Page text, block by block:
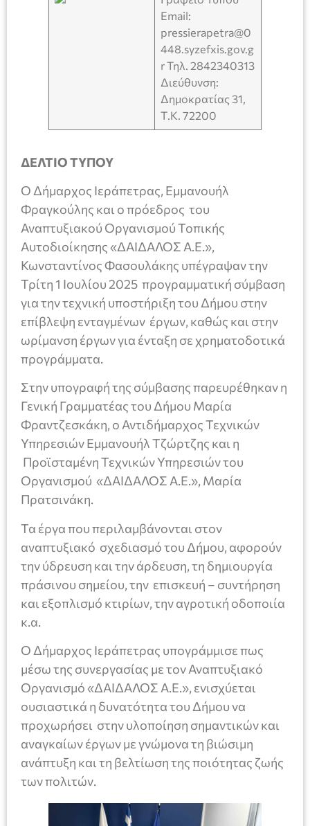
Email:
pressierapetra@0
448.syzefxis.gov.g
r Τηλ. 2842340313
Διεύθυνση:
Δημοκρατίας 31,
Τ.Κ. 72200
ΔΕΛΤΙΟ ΤΥΠΟΥ
Ο Δήμαρχος Ιεράπετρας, Εμμανουήλ
Φραγκούλης και ο πρόεδρος του
Αναπτυξιακού Οργανισμού Τοπικής
Αυτοδιοίκησης «ΔΑΙΔΑΛΟΣ Α.Ε.»,
Κωνσταντίνος Φασουλάκης υπέγραψαν την
Τρίτη 1 Ιουλίου 2025 προγραμματική σύμβαση
για την τεχνική υποστήριξη του Δήμου στην
επίβλεψη ενταγμένων έργων, καθώς και στην
ωρίμανση έργων για ένταξη σε χρηματοδοτικά
προγράμματα.
Στην υπογραφή της σύμβασης παρευρέθηκαν η
Γενική Γραμματέας του Δήμου Μαρία
Φραντζεσκάκη, ο Αντιδήμαρχος Τεχνικών
Υπηρεσιών Εμμανουήλ Τζώρτζης και η
Προϊσταμένη Τεχνικών Υπηρεσιών του
Οργανισμού «ΔΑΙΔΑΛΟΣ Α.Ε.», Μαρία
Πρατσινάκη.
Τα έργα που περιλαμβάνονται στον
αναπτυξιακό σχεδιασμό του Δήμου, αφορούν
την ύδρευση και την άρδευση, τη δημιουργία
πράσινου σημείου, την επισκευή – συντήρηση
και εξοπλισμό κτιρίων, την αγροτική οδοποιία
κ.α.
Ο Δήμαρχος Ιεράπετρας υπογράμμισε πως
μέσω της συνεργασίας με τον Αναπτυξιακό
Οργανισμό «ΔΑΙΔΑΛΟΣ Α.Ε.», ενισχύεται
ουσιαστικά η δυνατότητα του Δήμου να
προχωρήσει στην υλοποίηση σημαντικών και
αναγκαίων έργων με γνώμονα τη βιώσιμη
ανάπτυξη και τη βελτίωση της ποιότητας ζωής
των πολιτών.